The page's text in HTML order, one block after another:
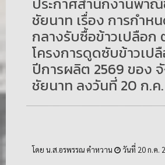
ชัยนาท เรื่อง การกำห
กลางรับซื้อข้าวเปลือก
โครงการดูดซับข้าวเป
ปีการผลิต 2569 ของ
ชัยนาท ลงวันที่ 20 ก.ค
โดย น.ส.อรพรรณ คำหวาน วันที่ 20 ก.ค.